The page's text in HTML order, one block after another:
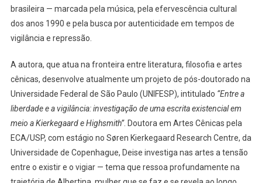
brasileira — marcada pela música, pela efervescência cultural
dos anos 1990 e pela busca por autenticidade em tempos de
vigilância e repressão.
A autora, que atua na fronteira entre literatura, filosofia e artes
cênicas, desenvolve atualmente um projeto de pós-doutorado na
Universidade Federal de São Paulo (UNIFESP), intitulado “Entre a
liberdade e a vigilância: investigação de uma escrita existencial em
meio a Kierkegaard e Highsmith”. Doutora em Artes Cênicas pela
ECA/USP, com estágio no Søren Kierkegaard Research Centre, da
Universidade de Copenhague, Deise investiga nas artes a tensão
entre o existir e o vigiar — tema que ressoa profundamente na